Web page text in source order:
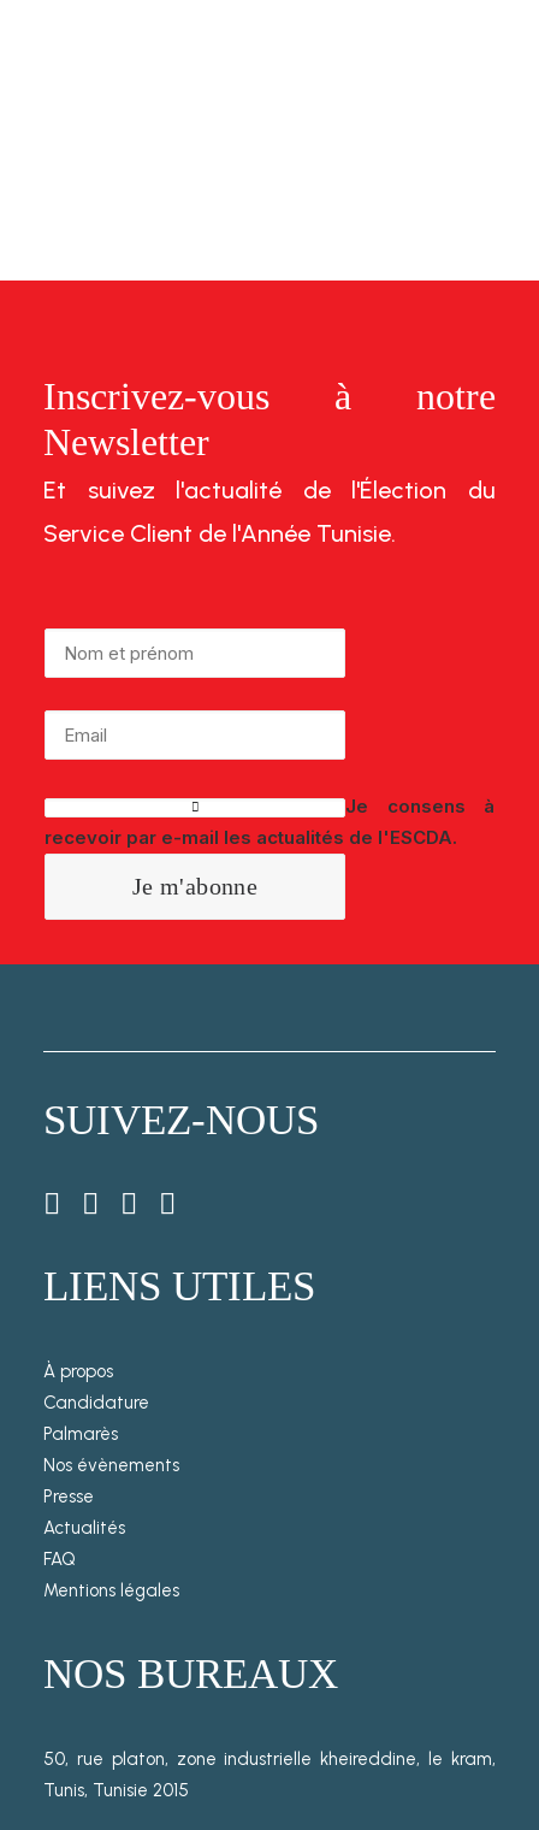
Inscrivez-vous à notre
Newsletter
Et suivez l'actualité de l'Élection du
Service Client de l'Année Tunisie.
Je consens à
recevoir par e-mail les actualités de l'ESCDA.
SUIVEZ-NOUS
LIENS UTILES
À propos
Candidature
Palmarès
Nos évènements
Presse
Actualités
FAQ
Mentions légales
NOS BUREAUX
50, rue platon, zone industrielle kheireddine, le kram,
Tunis, Tunisie 2015